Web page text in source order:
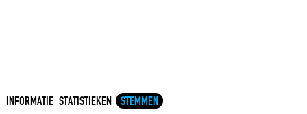
INFORMATIE STATISTIEKEN STEMMEN